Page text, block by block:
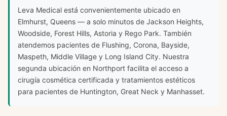
Leva Medical está convenientemente ubicado en
Elmhurst, Queens — a solo minutos de Jackson Heights,
Woodside, Forest Hills, Astoria y Rego Park. También
atendemos pacientes de Flushing, Corona, Bayside,
Maspeth, Middle Village y Long Island City. Nuestra
segunda ubicación en Northport facilita el acceso a
cirugía cosmética certificada y tratamientos estéticos
para pacientes de Huntington, Great Neck y Manhasset.